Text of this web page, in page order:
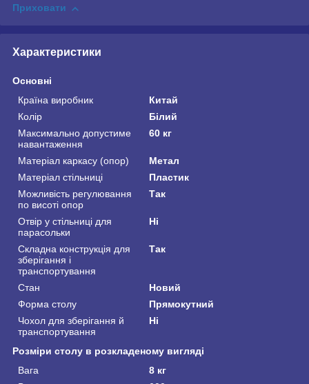
Приховати
Характеристики
Основні
Країна виробник
Китай
Колір
Білий
Максимально допустиме
навантаження
60 кг
Матеріал каркасу (опор)
Метал
Матеріал стільниці
Пластик
Можливість регулювання
по висоті опор
Так
Отвір у стільниці для
парасольки
Ні
Складна конструкція для
зберігання і
транспортування
Так
Стан
Новий
Форма столу
Прямокутний
Чохол для зберігання й
транспортування
Ні
Розміри столу в розкладеному вигляді
Вага
8 кг